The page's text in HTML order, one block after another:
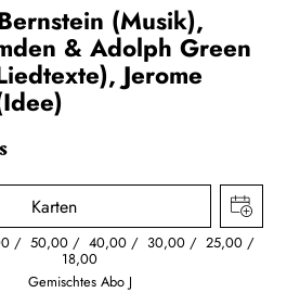
(Musik),
& Adolph Green
Jerome
Karten
50,00 40,00 30,00 25,00
18,00
Gemischtes Abo J